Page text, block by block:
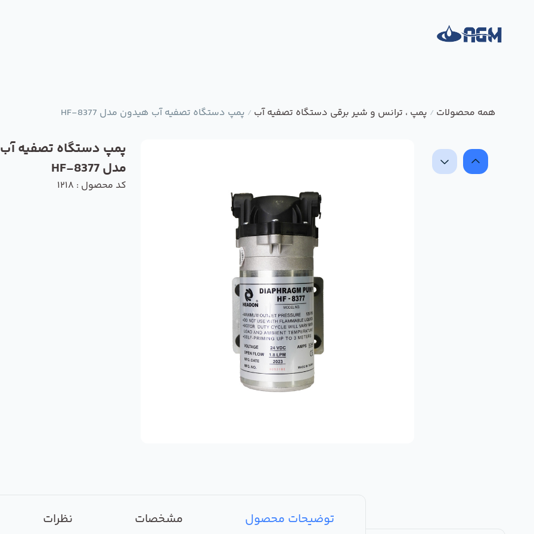
همه محصولات / پمپ ، ترانس و شیر برقی دستگاه تصفیه آب / پمپ دستگاه تصفیه آب هیدون مدل HF-8377
پمپ دستگاه تصفیه
مدل HF-8377
کد محصول : 1218
توضیحات محصول مشخصات نظرات